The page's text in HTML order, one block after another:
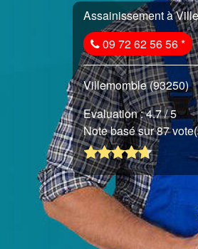
Assainissement à
09 72 62 56 56*
Villemomble (93250)
Evaluation :4.7/ 5
Note basé sur 87